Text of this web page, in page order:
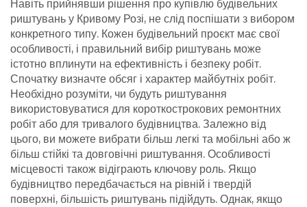
Навіть прийнявши рішення про купівлю будівельних
риштувань у Кривому Розі, не слід поспішати з вибором
конкретного типу. Кожен будівельний проєкт має свої
особливості, і правильний вибір риштувань може
істотно вплинути на ефективність і безпеку робіт.
Спочатку визначте обсяг і характер майбутніх робіт.
Необхідно розуміти, чи будуть риштування
використовуватися для короткострокових ремонтних
робіт або для тривалого будівництва. Залежно від
цього, ви можете вибрати більш легкі та мобільні або ж
більш стійкі та довговічні риштування. Особливості
місцевості також відіграють ключову роль. Якщо
будівництво передбачається на рівній і твердій
поверхні, більшість риштувань підійдуть. Однак, якщо